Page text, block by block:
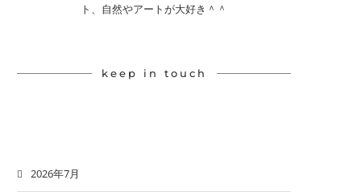
ト、自然やアートが大好き＾＾
keep in touch
2026年7月